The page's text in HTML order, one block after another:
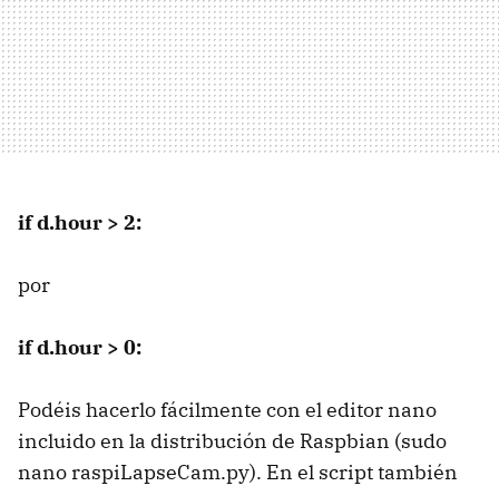
if d.hour > 2:
por
if d.hour > 0:
Podéis hacerlo fácilmente con el editor nano
incluido en la distribución de Raspbian (sudo
nano raspiLapseCam.py). En el script también